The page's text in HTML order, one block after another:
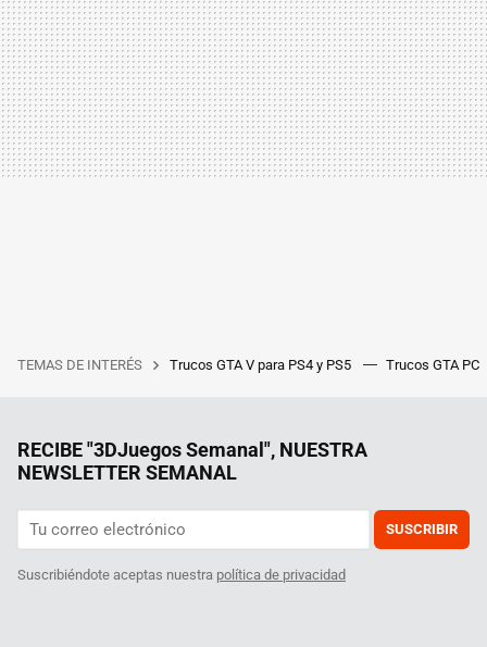
TEMAS DE INTERÉS Trucos GTA V para PS4 y PS5 Trucos GTA PC
RECIBE "3DJuegos Semanal", NUESTRA
NEWSLETTER SEMANAL
SUSCRIBIR
Suscribiéndote aceptas nuestra política de privacidad